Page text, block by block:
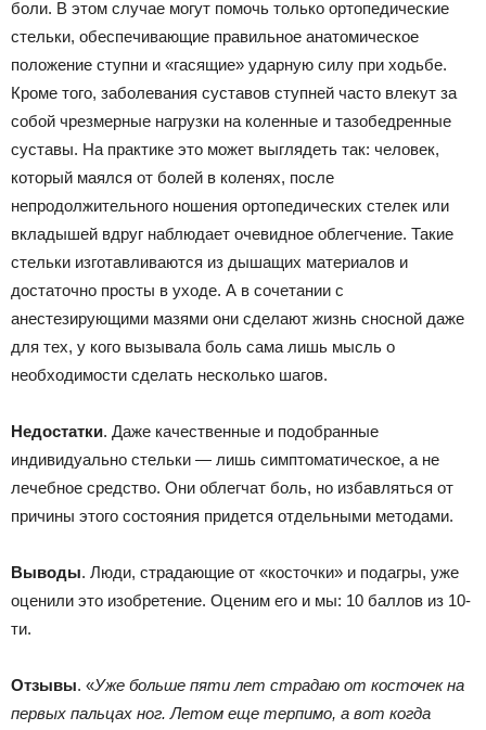
боли. В этом случае могут помочь только ортопедические
стельки, обеспечивающие правильное анатомическое
положение ступни и «гасящие» ударную силу при ходьбе.
Кроме того, заболевания суставов ступней часто влекут за
собой чрезмерные нагрузки на коленные и тазобедренные
суставы. На практике это может выглядеть так: человек,
который маялся от болей в коленях, после
непродолжительного ношения ортопедических стелек или
вкладышей вдруг наблюдает очевидное облегчение. Такие
стельки изготавливаются из дышащих материалов и
достаточно просты в уходе. А в сочетании с
анестезирующими мазями они сделают жизнь сносной даже
для тех, у кого вызывала боль сама лишь мысль о
необходимости сделать несколько шагов.
Недостатки. Даже качественные и подобранные
индивидуально стельки — лишь симптоматическое, а не
лечебное средство. Они облегчат боль, но избавляться от
причины этого состояния придется отдельными методами.
Выводы. Люди, страдающие от «косточки» и подагры, уже
оценили это изобретение. Оценим его и мы: 10 баллов из 10-
ти.
Отзывы. «Уже больше пяти лет страдаю от косточек на
первых пальцах ног. Летом еще терпимо, а вот когда